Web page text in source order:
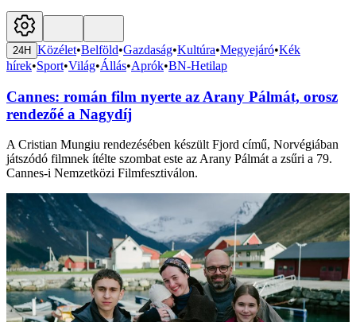
24H Közélet•Belföld•Gazdaság•Kultúra•Megyejáró•Kék
hírek•Sport•Világ•Állás•Aprók•BN-Hetilap
Cannes: román film nyerte az Arany Pálmát, orosz
rendezőé a Nagydíj
A Cristian Mungiu rendezésében készült Fjord című, Norvégiában
játszódó filmnek ítélte szombat este az Arany Pálmát a zsűri a 79.
Cannes-i Nemzetközi Filmfesztiválon.